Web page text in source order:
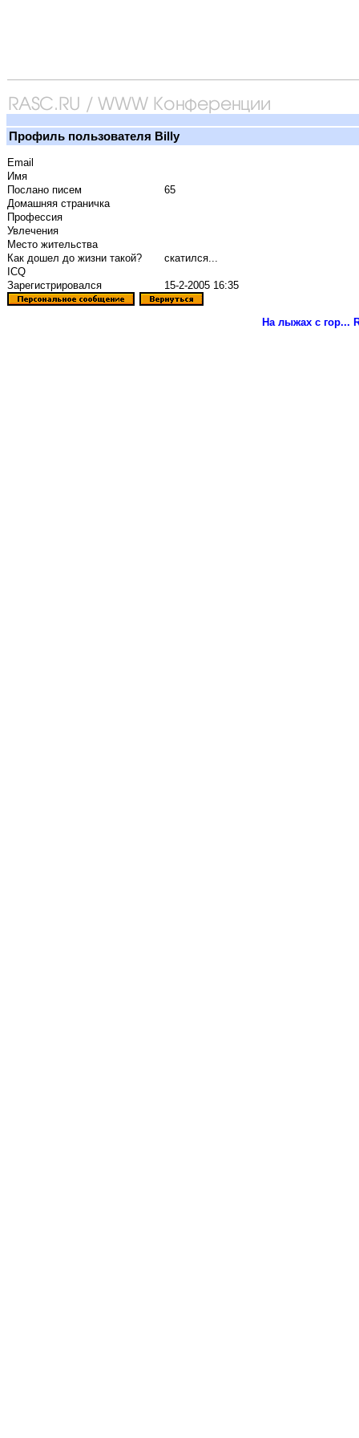
Профиль пользователя Billy
Email
Имя
Послано писем
65
Домашняя страничка
Профессия
Увлечения
Место жительства
Как дошел до жизни такой?
скатился...
ICQ
Зарегистрировался
15-2-2005 16:35
На лыжах с гор...